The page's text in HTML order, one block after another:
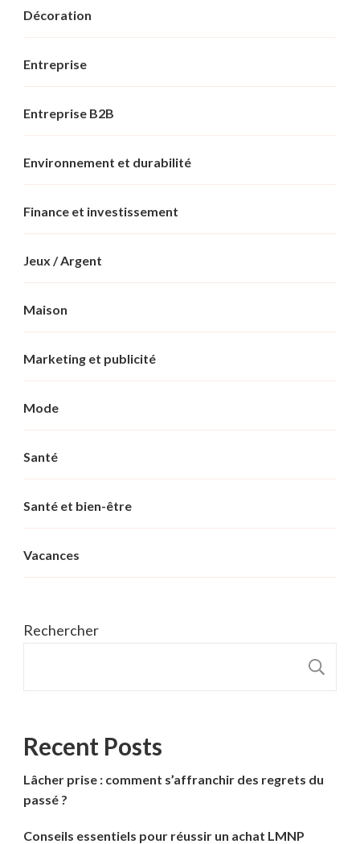
Décoration
Entreprise
Entreprise B2B
Environnement et durabilité
Finance et investissement
Jeux / Argent
Maison
Marketing et publicité
Mode
Santé
Santé et bien-être
Vacances
Rechercher
Recent Posts
Lâcher prise : comment s’affranchir des regrets du
passé ?
Conseils essentiels pour réussir un achat LMNP